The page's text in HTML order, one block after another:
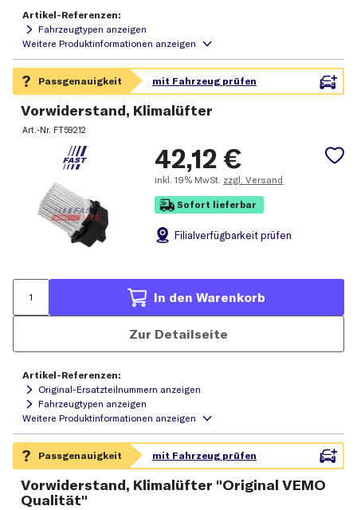
Artikel-Referenzen:
Fahrzeugtypen anzeigen
Vorwiderstand, Klimalüfter
Art.-Nr. FT59212
42,12 €
inkl. 19% MwSt. zzgl. Versand
Sofort lieferbar
Filialverfügbarkeit prüfen
In den Warenkorb
Zur Detailseite
Artikel-Referenzen:
Original-Ersatzteilnummern anzeigen
Fahrzeugtypen anzeigen
Vorwiderstand, Klimalüfter "Original VEMO
Qualität"